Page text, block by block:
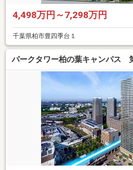
4,498万円～7,298万円
千葉県柏市豊四季台１
パークタワー柏の葉キャンパス